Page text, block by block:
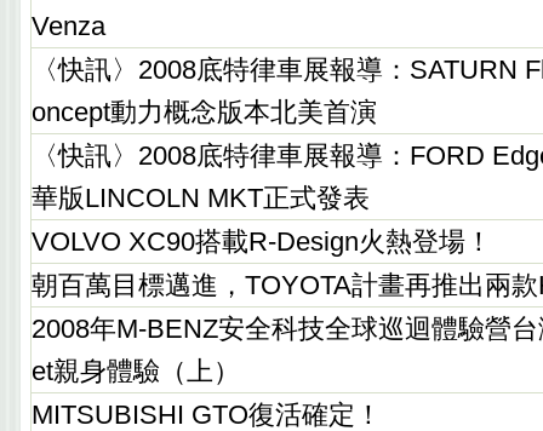
Venza
〈快訊〉2008底特律車展報導：SATURN
oncept動力概念版本北美首演
〈快訊〉2008底特律車展報導：FORD
華版LINCOLN MKT正式發表
VOLVO XC90搭載R-Design火熱登場！
朝百萬目標邁進，TOYOTA計畫再推出兩
2008年M-BENZ安全科技全球巡迴體驗營
et親身體驗（上）
MITSUBISHI GTO復活確定！